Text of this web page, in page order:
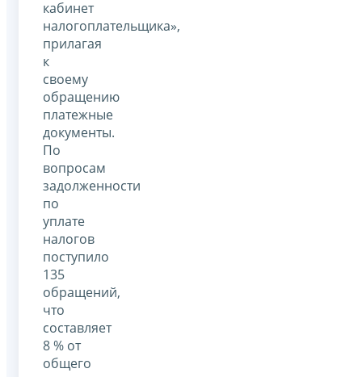
кабинет
налогоплательщика»,
прилагая
к
своему
обращению
платежные
документы.
По
вопросам
задолженности
по
уплате
налогов
поступило
135
обращений,
что
составляет
8 % от
общего